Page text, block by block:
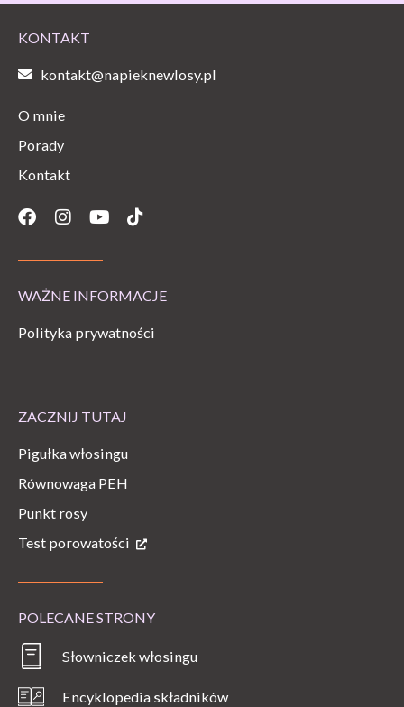
KONTAKT
kontakt@napieknewlosy.pl
O mnie
Porady
Kontakt
Facebook
Instagram
YoutubeTiktok
WAŻNE INFORMACJE
Polityka prywatności
ZACZNIJ TUTAJ
Pigułka włosingu
Równowaga PEH
Punkt rosy
Test porowatości
POLECANE STRONY
Słowniczek włosingu
Encyklopedia składników